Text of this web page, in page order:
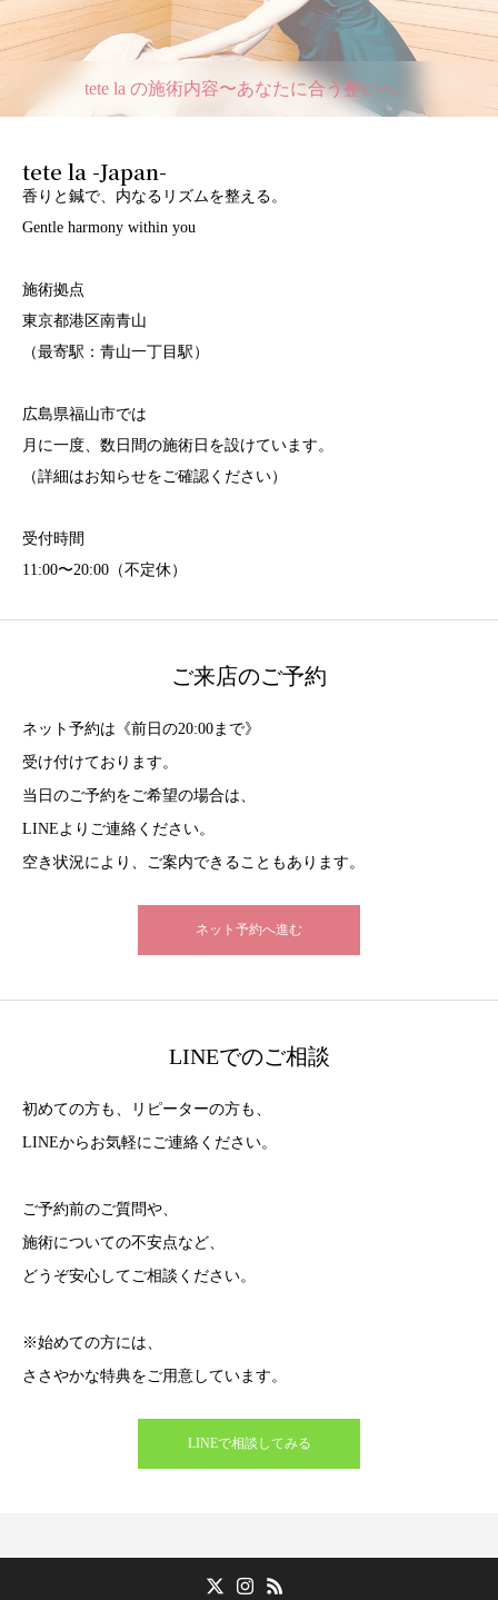
tete la の施術内容〜あなたに合う整いへ。
tete la -Japan-
香りと鍼で、内なるリズムを整える。
Gentle harmony within you
施術拠点
東京都港区南青山
（最寄駅：青山一丁目駅）
広島県福山市では
月に一度、数日間の施術日を設けています。
（詳細はお知らせをご確認ください）
受付時間
11:00〜20:00（不定休）
ご来店のご予約
ネット予約は《前日の20:00まで》
受け付けております。
当日のご予約をご希望の場合は、
LINEよりご連絡ください。
空き状況により、ご案内できることもあります。
ネット予約へ進む
LINEでのご相談
初めての方も、リピーターの方も、
LINEからお気軽にご連絡ください。
ご予約前のご質問や、
施術についての不安点など、
どうぞ安心してご相談ください。
※始めての方には、
ささやかな特典をご用意しています。
LINEで相談してみる